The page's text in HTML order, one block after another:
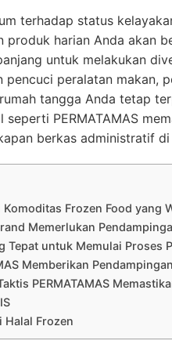
terhadap status
produk harian Anda akan
untuk melakukan
pencuci peralatan makan,
tangga Anda tetap
seperti PERMATAMAS
berkas administratif
Komoditas Frozen Food yang
Memerlukan
Tepat untuk Memulai Proses
Memberikan
PERMATAMAS
Halal Frozen